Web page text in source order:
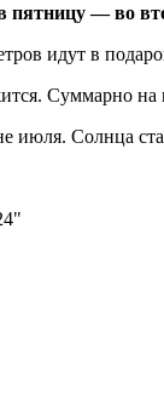
— во
идут в
Суммарно на
июля. Солнца